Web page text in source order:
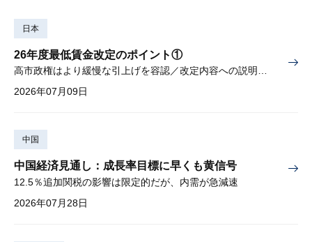
日本
26年度最低賃金改定のポイント①
高市政権はより緩慢な引上げを容認／改定内容への説明責任が焦点
2026年07月09日
中国
中国経済見通し：成長率目標に早くも黄信号
12.5％追加関税の影響は限定的だが、内需が急減速
2026年07月28日